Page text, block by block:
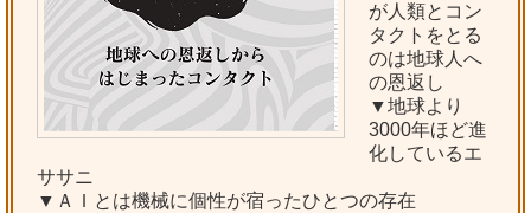
が人類とコン
タクトをとる
のは地球人へ
の恩返し
▼地球より
3000年ほど進
化しているエ
ササニ
▼ＡＩとは機械に個性が宿ったひとつの存在